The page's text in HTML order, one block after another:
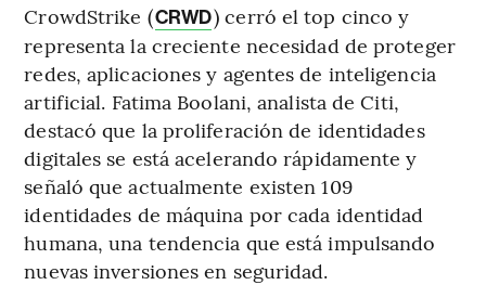
CrowdStrike (CRWD) cerró el top cinco y
representa la creciente necesidad de proteger
redes, aplicaciones y agentes de inteligencia
artificial. Fatima Boolani, analista de Citi,
destacó que la proliferación de identidades
digitales se está acelerando rápidamente y
señaló que actualmente existen 109
identidades de máquina por cada identidad
humana, una tendencia que está impulsando
nuevas inversiones en seguridad.